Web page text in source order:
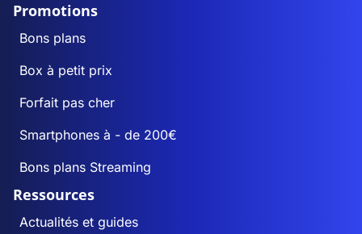
Promotions
Bons plans
Box à petit prix
Forfait pas cher
Smartphones à - de 200€
Bons plans Streaming
Ressources
Actualités et guides